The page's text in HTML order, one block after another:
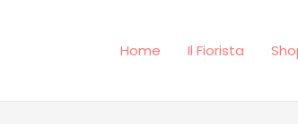
Home Il Fiorista